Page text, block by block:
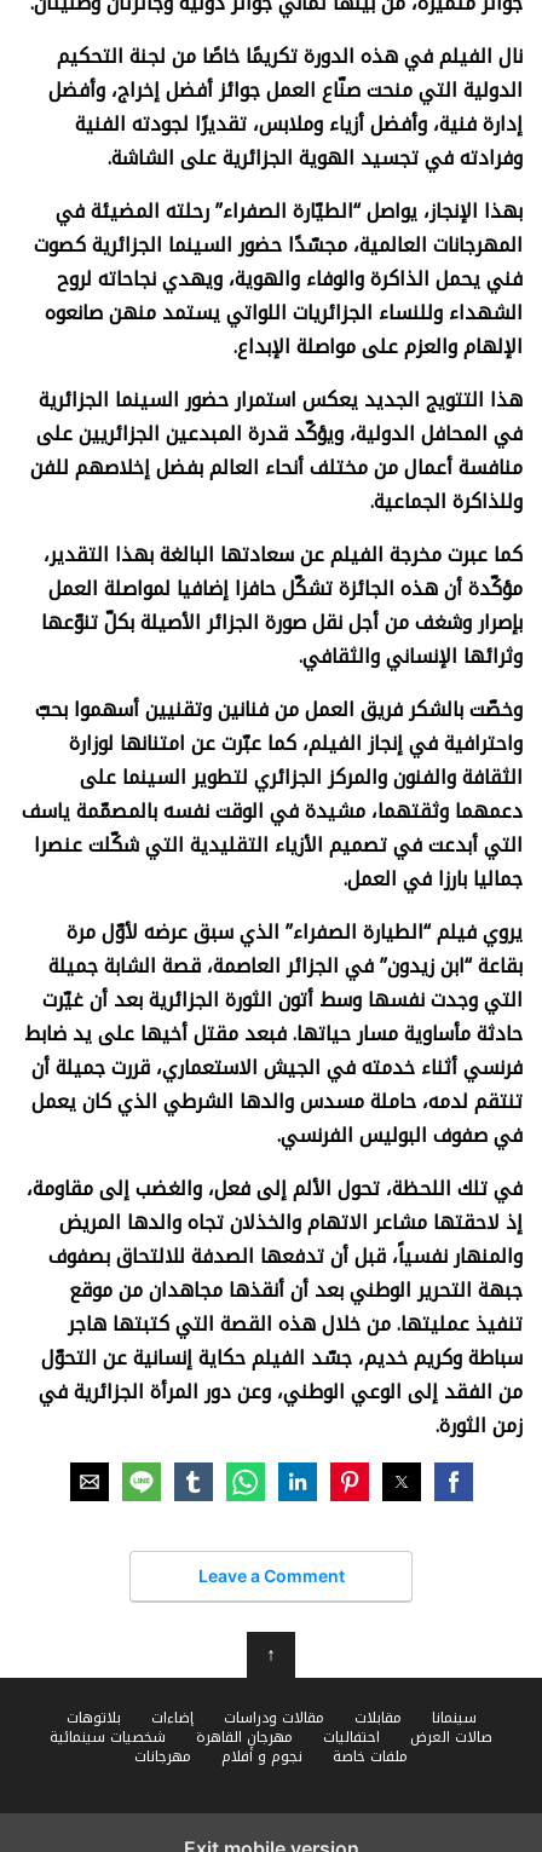
نال الفيلم في هذه الدورة تكريمًا خاصًا من لجنة التحكيم
الدولية التي منحت صنّاع العمل جوائز أفضل إخراج، وأفضل
إدارة فنية، وأفضل أزياء وملابس، تقديرًا لجودته الفنية
وفرادته في تجسيد الهوية الجزائرية على الشاشة.
بهذا الإنجاز، يواصل “الطيّارة الصفراء” رحلته المضيئة في
المهرجانات العالمية، مجسّدًا حضور السينما الجزائرية كصوت
فني يحمل الذاكرة والوفاء والهوية، ويهدي نجاحاته لروح
الشهداء وللنساء الجزائريات اللواتي يستمد منهن صانعوه
الإلهام والعزم على مواصلة الإبداع.
هذا التتويج الجديد يعكس استمرار حضور السينما الجزائرية
في المحافل الدولية، ويؤكّد قدرة المبدعين الجزائريين على
منافسة أعمال من مختلف أنحاء العالم بفضل إخلاصهم للفن
وللذاكرة الجماعية.
كما عبرت مخرجة الفيلم عن سعادتها البالغة بهذا التقدير،
مؤكّدة أن هذه الجائزة تشكّل حافزا إضافيا لمواصلة العمل
بإصرار وشغف من أجل نقل صورة الجزائر الأصيلة بكلّ تنوّعها
وثرائها الإنساني والثقافي.
وخصّت بالشكر فريق العمل من فنانين وتقنيين أسهموا بحبّ
واحترافية في إنجاز الفيلم، كما عبّرت عن امتنانها لوزارة
الثقافة والفنون والمركز الجزائري لتطوير السينما على
دعمهما وثقتهما، مشيدة في الوقت نفسه بالمصمّمة ياسف
التي أبدعت في تصميم الأزياء التقليدية التي شكّلت عنصرا
جماليا بارزا في العمل.
يروي فيلم “الطيارة الصفراء” الذي سبق عرضه لأوّل مرة
بقاعة “ابن زيدون” في الجزائر العاصمة، قصة الشابة جميلة
التي وجدت نفسها وسط أتون الثورة الجزائرية بعد أن غيّرت
حادثة مأساوية مسار حياتها. فبعد مقتل أخيها على يد ضابط
فرنسي أثناء خدمته في الجيش الاستعماري، قررت جميلة أن
تنتقم لدمه، حاملة مسدس والدها الشرطي الذي كان يعمل
في صفوف البوليس الفرنسي.
في تلك اللحظة، تحول الألم إلى فعل، والغضب إلى مقاومة،
إذ لاحقتها مشاعر الاتهام والخذلان تجاه والدها المريض
والمنهار نفسياً، قبل أن تدفعها الصدفة للالتحاق بصفوف
جبهة التحرير الوطني بعد أن أنقذها مجاهدان من موقع
تنفيذ عمليتها. من خلال هذه القصة التي كتبتها هاجر
سباطة وكريم خديم، جسّد الفيلم حكاية إنسانية عن التحوّل
من الفقد إلى الوعي الوطني، وعن دور المرأة الجزائرية في
زمن الثورة.
Leave a Comment
↑
سينمانا مقابلات مقالات ودراسات إضاءات بلاتوهات
صالات العرض احتفاليات مهرجان القاهرة شخصيات سينمائية
ملفات خاصة نجوم و أفلام مهرجانات